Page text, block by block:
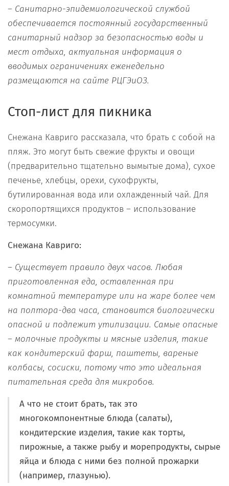
– Санитарно-эпидемиологической службой
обеспечивается постоянный государственный
санитарный надзор за безопасностью воды и
мест отдыха, актуальная информация о
вводимых ограничениях еженедельно
размещаются на сайте РЦГЭиОЗ.
Стоп-лист для пикника
Снежана Кавриго рассказала, что брать с собой на
пляж. Это могут быть свежие фрукты и овощи
(предварительно тщательно вымытые дома), сухое
печенье, хлебцы, орехи, сухофрукты,
бутилированная вода или охлажденный чай. Для
скоропортящихся продуктов – использование
термосумки.
Снежана Кавриго:
– Существует правило двух часов. Любая
приготовленная еда, оставленная при
комнатной температуре или на жаре более чем
на полтора-два часа, становится биологически
опасной и подлежит утилизации. Самые опасные
– молочные продукты и мясные изделия, такие
как кондитерский фарш, паштеты, вареные
колбасы, сосиски, потому что это идеальная
питательная среда для микробов.
А что не стоит брать, так это
многокомпонентные блюда (салаты),
кондитерские изделия, такие как торты,
пирожные, а также рыбу и морепродукты, сырые
яйца и блюда с ними без полной прожарки
(например, глазунью).